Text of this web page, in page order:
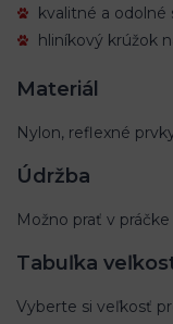
kvalitné a odolné
hliníkový krúžok
Materiál
Nylon, reflexné
Údržba
Možno prať v
Tabuľka
Vyberte si veľkosť